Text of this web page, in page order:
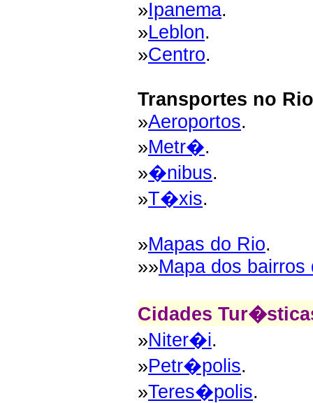
»Ipanema.
»Leblon.
»Centro.
Transportes no Rio
»Aeroportos.
»Metr�.
»�nibus.
»T�xis.
»Mapas do Rio.
»»Mapa dos
Cidades
»Niter�i.
»Petr�polis.
»Teres�polis.